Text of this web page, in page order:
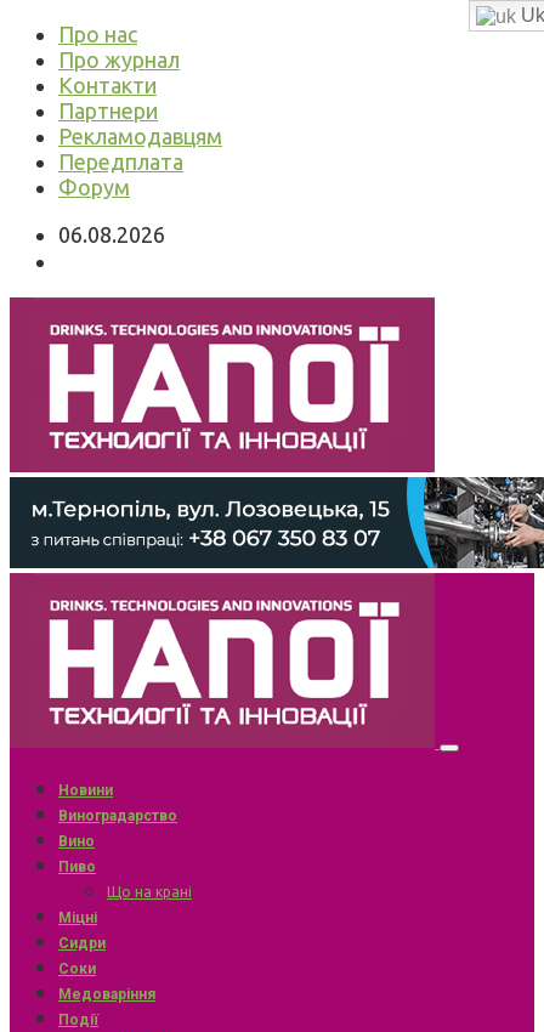
Про нас
Про журнал
Контакти
Партнери
Рекламодавцям
Передплата
Форум
06.08.2026
Новини
Виноградарство
Вино
Пиво
Що на крані
Міцні
Сидри
Соки
Медоваріння
Події